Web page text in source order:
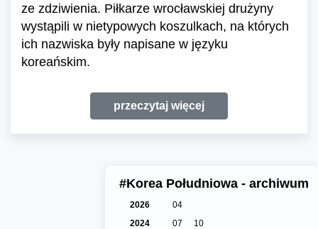
ze zdziwienia. Piłkarze wrocławskiej drużyny
wystąpili w nietypowych koszulkach, na których
ich nazwiska były napisane w języku
koreańskim.
przeczytaj więcej
#Korea Południowa - archiwum
2026
04
2024
07
10